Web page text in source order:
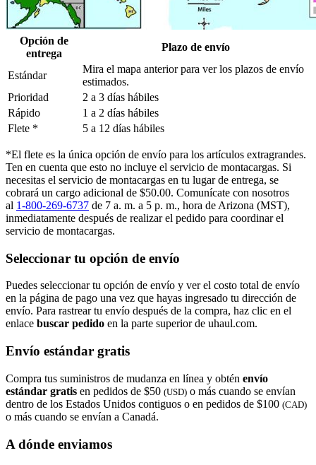
Opción de
entrega
Plazo de envío
Estándar
Mira el mapa anterior para ver los plazos de envío
estimados.
Prioridad
2 a 3 días hábiles
Rápido
1 a 2 días hábiles
Flete *
5 a 12 días hábiles
*El flete es la única opción de envío para los artículos extragrandes.
Ten en cuenta que esto no incluye el servicio de montacargas. Si
necesitas el servicio de montacargas en tu lugar de entrega, se
cobrará un cargo adicional de $50.00. Comunícate con nosotros
al 1-800-269-6737 de 7 a. m. a 5 p. m., hora de Arizona (MST),
inmediatamente después de realizar el pedido para coordinar el
servicio de montacargas.
Seleccionar tu opción de envío
Puedes seleccionar tu opción de envío y ver el costo total de envío
en la página de pago una vez que hayas ingresado tu dirección de
envío. Para rastrear tu envío después de la compra, haz clic en el
enlace buscar pedido​​​​​​​ en la parte superior de uhaul.com.
Envío estándar gratis
Compra tus suministros de mudanza en línea y obtén envío
estándar gratis en pedidos de $50 (USD) o más cuando se envían
dentro de los Estados Unidos contiguos o en pedidos de $100 (CAD)
o más cuando se envían a Canadá.
A dónde enviamos